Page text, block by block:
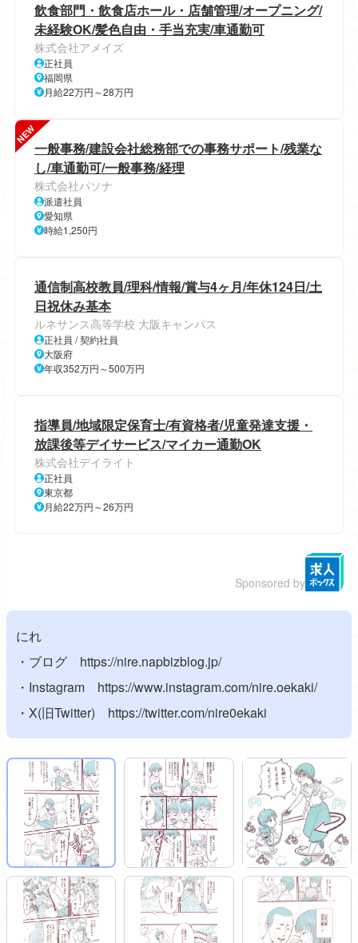
飲食部門・飲食店ホール・店舗管理/オープニング/
未経験OK/髪色自由・手当充実/車通勤可
株式会社アメイズ
正社員
福岡県
月給22万円～28万円
NEW
一般事務/建設会社総務部での事務サポート/残業な
し/車通勤可/一般事務/経理
株式会社パソナ
派遣社員
愛知県
時給1,250円
通信制高校教員/理科/情報/賞与4ヶ月/年休124日/土
日祝休み基本
ルネサンス高等学校 大阪キャンパス
正社員 / 契約社員
大阪府
年収352万円～500万円
指導員/地域限定保育士/有資格者/児童発達支援・
放課後等デイサービス/マイカー通勤OK
株式会社デイライト
正社員
東京都
月給22万円～26万円
Sponsored by
にれ
・ブログ https://nire.napbizblog.jp/
・Instagram https://www.instagram.com/nire.oekaki/
・X(旧Twitter) https://twitter.com/nire0ekaki